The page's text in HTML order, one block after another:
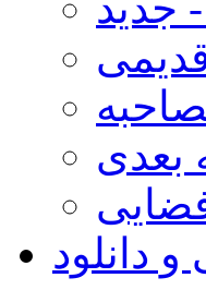
بعدی
دانلود